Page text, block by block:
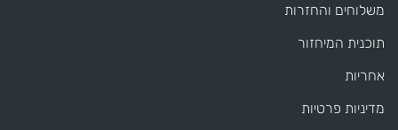
משלוחים והחזרות
תוכנית המיחזור
אחריות
מדיניות פרטיות